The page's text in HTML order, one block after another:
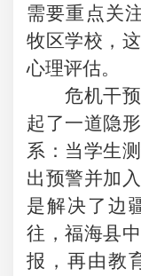
需要重点关
牧区学校，
心理评估。
危机干
起了一道隐
系：当学生
出预警并加
是解决了边
往，福海县
报，再由教